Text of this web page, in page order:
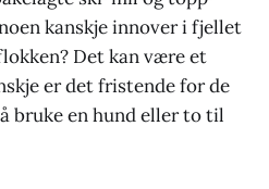
kanskje innover i fjellet
Det kan være et
er det fristende for de
bruke en hund eller to til